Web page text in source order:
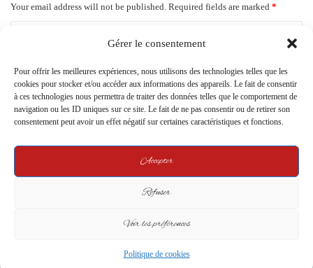
Gérer le consentement
Pour offrir les meilleures expériences, nous utilisons des technologies telles que les
cookies pour stocker et/ou accéder aux informations des appareils. Le fait de consentir
à ces technologies nous permettra de traiter des données telles que le comportement de
navigation ou les ID uniques sur ce site. Le fait de ne pas consentir ou de retirer son
consentement peut avoir un effet négatif sur certaines caractéristiques et fonctions.
Accepter
Refuser
Voir les préférences
Politique de cookies
Your email address will not be published. Required fields are marked *
m
m
e
*